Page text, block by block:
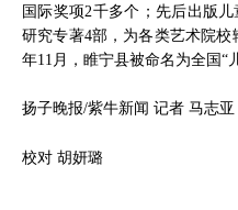
国际奖项2千多个；先后出版
研究专著4部，为各类艺术院校
年11月，睢宁县被命名为全国“
扬子晚报/紫牛新闻 记者 马志
校对 胡妍璐